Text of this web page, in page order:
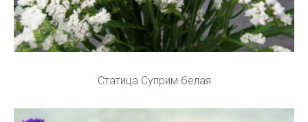
Статица Суприм белая